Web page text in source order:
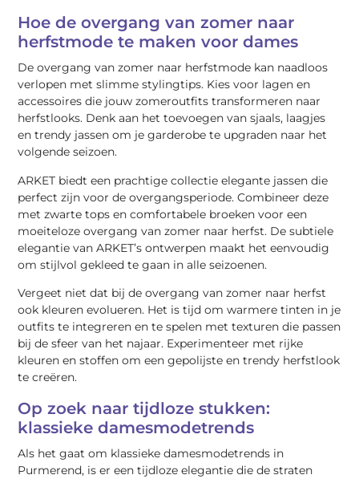
Hoe de overgang van zomer naar
herfstmode te maken voor dames
De overgang van zomer naar herfstmode kan naadloos
verlopen met slimme stylingtips. Kies voor lagen en
accessoires die jouw zomeroutfits transformeren naar
herfstlooks. Denk aan het toevoegen van sjaals, laagjes
en trendy jassen om je garderobe te upgraden naar het
volgende seizoen.
ARKET biedt een prachtige collectie elegante jassen die
perfect zijn voor de overgangsperiode. Combineer deze
met zwarte tops en comfortabele broeken voor een
moeiteloze overgang van zomer naar herfst. De subtiele
elegantie van ARKET’s ontwerpen maakt het eenvoudig
om stijlvol gekleed te gaan in alle seizoenen.
Vergeet niet dat bij de overgang van zomer naar herfst
ook kleuren evolueren. Het is tijd om warmere tinten in je
outfits te integreren en te spelen met texturen die passen
bij de sfeer van het najaar. Experimenteer met rijke
kleuren en stoffen om een gepolijste en trendy herfstlook
te creëren.
Op zoek naar tijdloze stukken:
klassieke damesmodetrends
Als het gaat om klassieke damesmodetrends in
Purmerend, is er een tijdloze elegantie die de straten